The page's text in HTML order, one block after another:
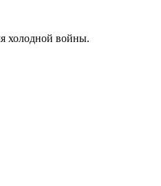
холодной войны.